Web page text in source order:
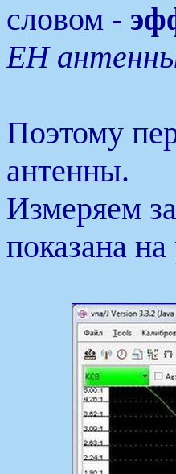
словом -
ЕН
Поэтому
антенны.
Измеряем
показана